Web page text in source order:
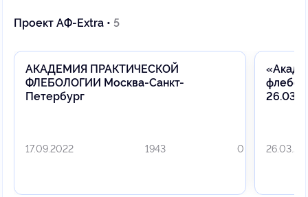
Проект АФ-Extra • 5
АКАДЕМИЯ ПРАКТИЧЕСКОЙ
ФЛЕБОЛОГИИ Москва-Санкт-
Петербург
17.09.2022 1943 0